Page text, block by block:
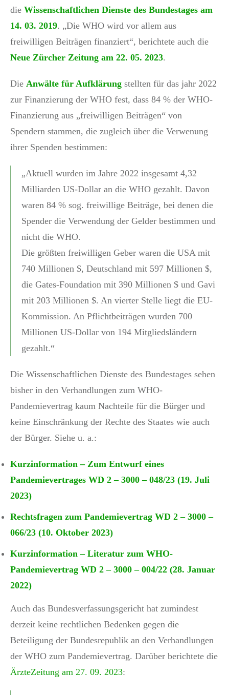
die Wissenschaftlichen Dienste des Bundestages am
14. 03. 2019. „Die WHO wird vor allem aus
freiwilligen Beiträgen finanziert“, berichtete auch die
Neue Zürcher Zeitung am 22. 05. 2023.
Die Anwälte für Aufklärung stellten für das jahr 2022
zur Finanzierung der WHO fest, dass 84 % der WHO-
Finanzierung aus „freiwilligen Beiträgen“ von
Spendern stammen, die zugleich über die Verwenung
ihrer Spenden bestimmen:
„Aktuell wurden im Jahre 2022 insgesamt 4,32
Milliarden US-Dollar an die WHO gezahlt. Davon
waren 84 % sog. freiwillige Beiträge, bei denen die
Spender die Verwendung der Gelder bestimmen und
nicht die WHO.
Die größten freiwilligen Geber waren die USA mit
740 Millionen $, Deutschland mit 597 Millionen $,
die Gates-Foundation mit 390 Millionen $ und Gavi
mit 203 Millionen $. An vierter Stelle liegt die EU-
Kommission. An Pflichtbeiträgen wurden 700
Millionen US-Dollar von 194 Mitgliedsländern
gezahlt.“
Die Wissenschaftlichen Dienste des Bundestages sehen
bisher in den Verhandlungen zum WHO-
Pandemievertrag kaum Nachteile für die Bürger und
keine Einschränkung der Rechte des Staates wie auch
der Bürger. Siehe u. a.:
Kurzinformation – Zum Entwurf eines
Pandemievertrages WD 2 – 3000 – 048/23 (19. Juli
2023)
Rechtsfragen zum Pandemievertrag WD 2 – 3000 –
066/23 (10. Oktober 2023)
Kurzinformation – Literatur zum WHO-
Pandemievertrag WD 2 – 3000 – 004/22 (28. Januar
2022)
Auch das Bundesverfassungsgericht hat zumindest
derzeit keine rechtlichen Bedenken gegen die
Beteiligung der Bundesrepublik an den Verhandlungen
der WHO zum Pandemievertrag. Darüber berichtete die
ÄrzteZeitung am 27. 09. 2023: